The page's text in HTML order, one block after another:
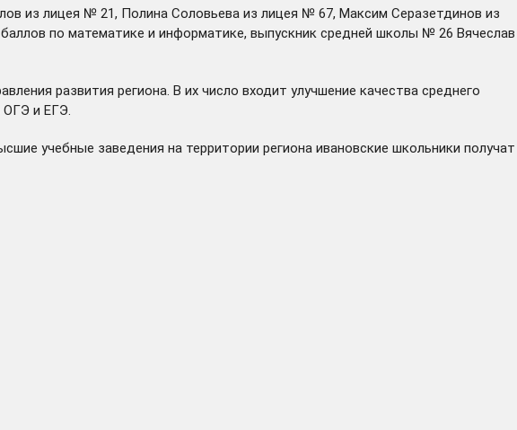
из лицея № 21, Полина Соловьева из лицея № 67, Максим Серазетдинов из
по математике и информатике, выпускник средней школы № 26 Вячеслав
развития региона. В их число входит улучшение качества среднего
ОГЭ и ЕГЭ.
учебные заведения на территории региона ивановские школьники получат